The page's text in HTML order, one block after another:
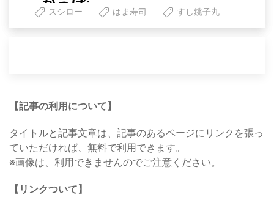
スシロー はま寿司 すし銚子丸
【記事の利用について】
タイトルと記事文章は、記事のあるページにリンクを張っ
ていただければ、無料で利用できます。
※画像は、利用できませんのでご注意ください。
【リンクついて】